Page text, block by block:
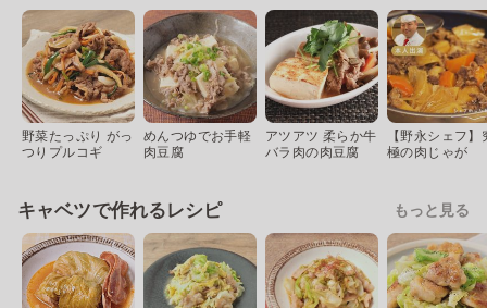
野菜たっぷり がっ
つりプルコギ
めんつゆでお手軽
肉豆腐
アツアツ 柔らか牛
バラ肉の肉豆腐
【野永シェフ】
極の肉じゃが
キャベツで作れるレシピ もっと見る